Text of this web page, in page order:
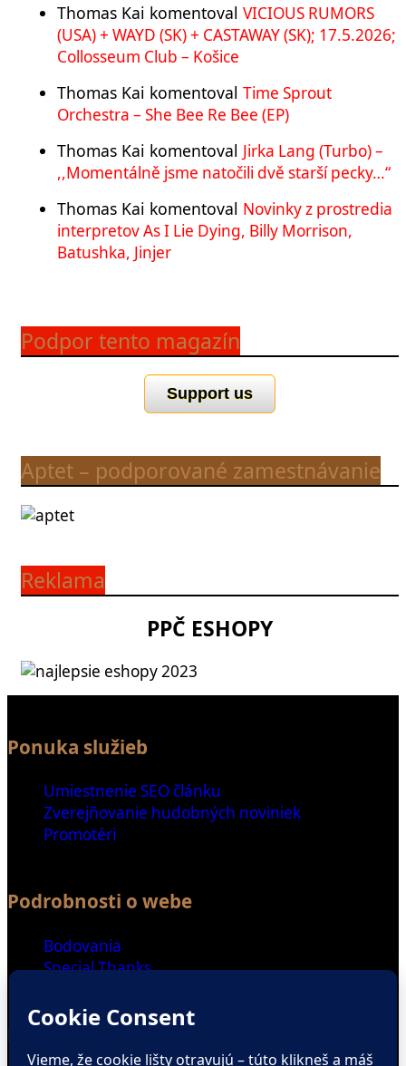
Thomas Kai komentoval VICIOUS RUMORS
(USA) + WAYD (SK) + CASTAWAY (SK); 17.5.2026;
Collosseum Club – Košice
Thomas Kai komentoval Time Sprout
Orchestra – She Bee Re Bee (EP)
Thomas Kai komentoval Jirka Lang (Turbo) –
,,Momentálně jsme natočili dvě starší pecky…“
Thomas Kai komentoval Novinky z prostredia
interpretov As I Lie Dying, Billy Morrison,
Batushka, Jinjer
Podpor tento magazín
Support us
Aptet – podporované zamestnávanie
Reklama
PPČ ESHOPY
Ponuka služieb
Umiestnenie SEO článku
Zverejňovanie hudobných noviniek
Promotéri
Podrobnosti o webe
Bodovania
Special Thanks